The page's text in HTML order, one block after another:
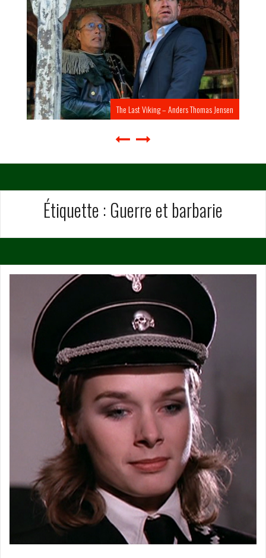
The Last Viking – Anders Thomas Jensen
Étiquette : Guerre et barbarie